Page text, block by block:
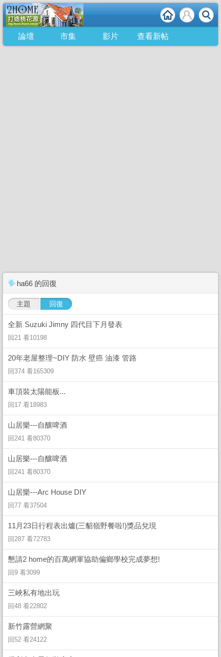
論壇 市集 影片 查看新帖
ha66 的回復
主題 回復
全新 Suzuki Jimny 四代目下月發表
回21 看10198
20年老屋整理~DIY 防水 壁癌 油漆 管路
回374 看165309
車頂裝太陽能板...
回17 看18983
山居樂---自釀啤酒
回241 看80370
山居樂---自釀啤酒
回241 看80370
山居樂---Arc House DIY
回77 看37504
11月23日行程表出爐(三貂嶺野餐啦!)獎品兌現
回287 看72783
懇請2 home的百萬網軍協助偏鄉學校完成夢想!
回9 看3099
三峽私有地出玩
回48 看22802
新竹露營網聚
回52 看24122